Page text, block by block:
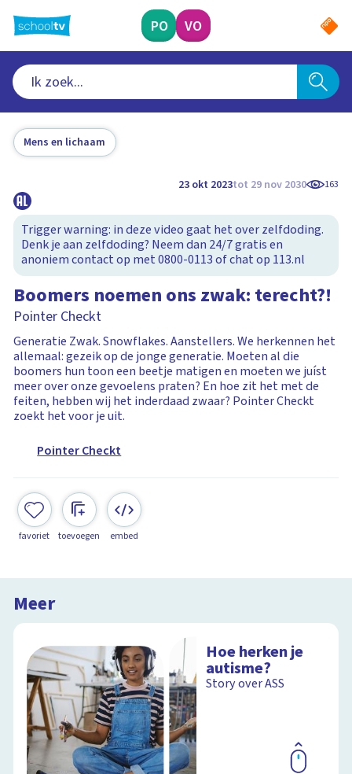
naar
hoofdinhoud
PO VO
Mens en lichaam
23 okt 2023tot 29 nov 2030 163
Trigger warning: in deze video gaat het over zelfdoding.
Denk je aan zelfdoding? Neem dan 24/7 gratis en
anoniem contact op met 0800-0113 of chat op 113.nl
Boomers noemen ons zwak: terecht?!
Pointer Checkt
Generatie Zwak. Snowflakes. Aanstellers. We herkennen het
allemaal: gezeik op de jonge generatie. Moeten al die
boomers hun toon een beetje matigen en moeten we juíst
meer over onze gevoelens praten? En hoe zit het met de
feiten, hebben wij het inderdaad zwaar? Pointer Checkt
zoekt het voor je uit.
Pointer Checkt
favoriet toevoegen embed
Meer
Hoe herken je
autisme?
Story over ASS